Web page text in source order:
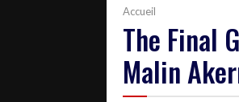
Accueil
The Final
Malin